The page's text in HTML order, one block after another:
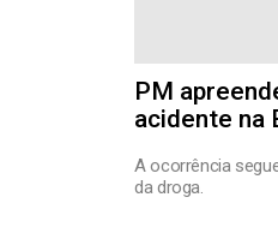
PM
acidente na
A ocorrência
da droga.